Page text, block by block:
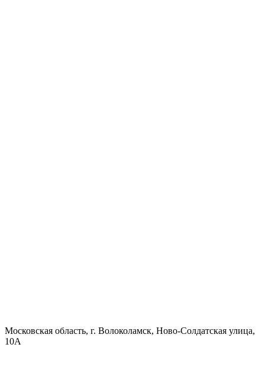
Московская область, г. Волоколамск, Ново-Солдатская улица,
10А